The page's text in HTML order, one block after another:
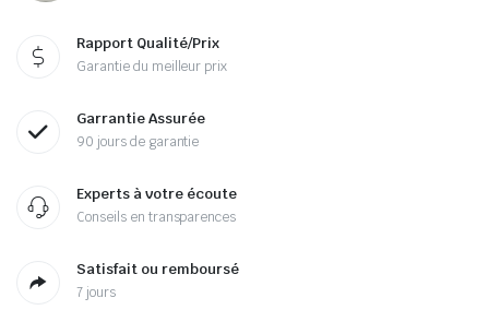
Rapport Qualité/Prix
Garantie du meilleur prix
Garrantie Assurée
90 jours de garantie
Experts à votre écoute
Conseils en transparences
Satisfait ou remboursé
7 jours